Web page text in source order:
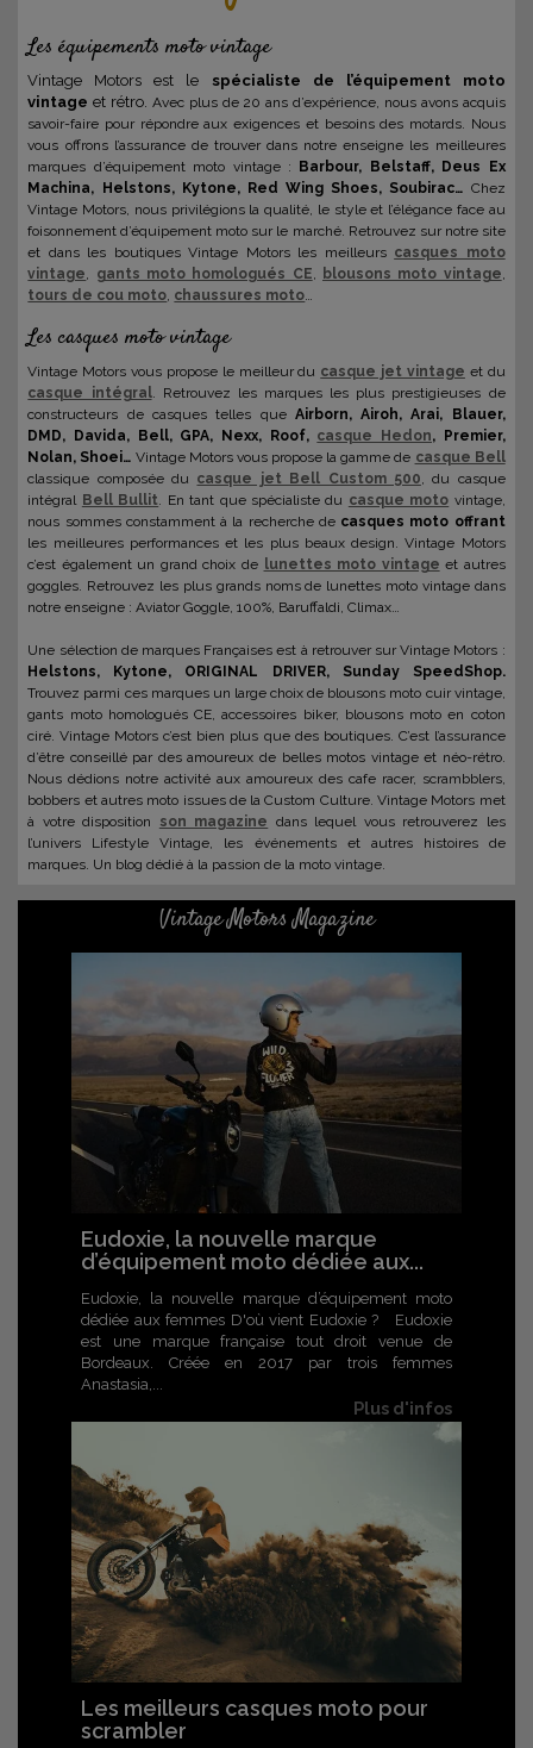
Les équipements moto vintage
Vintage Motors est le spécialiste de l’équipement moto
vintage et rétro. Avec plus de 20 ans d’expérience, nous avons acquis
savoir-faire pour répondre aux exigences et besoins des motards. Nous
vous offrons l’assurance de trouver dans notre enseigne les meilleures
marques d’équipement moto vintage : Barbour, Belstaff, Deus Ex
Machina, Helstons, Kytone, Red Wing Shoes, Soubirac… Chez
Vintage Motors, nous privilégions la qualité, le style et l’élégance face au
foisonnement d’équipement moto sur le marché. Retrouvez sur notre site
et dans les boutiques Vintage Motors les meilleurs casques moto
vintage, gants moto homologués CE, blousons moto vintage,
tours de cou moto, chaussures moto…
Les casques moto vintage
Vintage Motors vous propose le meilleur du casque jet vintage et du
casque intégral. Retrouvez les marques les plus prestigieuses de
constructeurs de casques telles que Airborn, Airoh, Arai, Blauer,
DMD, Davida, Bell, GPA, Nexx, Roof, casque Hedon, Premier,
Nolan, Shoei… Vintage Motors vous propose la gamme de casque Bell
classique composée du casque jet Bell Custom 500, du casque
intégral Bell Bullit. En tant que spécialiste du casque moto vintage,
nous sommes constamment à la recherche de casques moto offrant
les meilleures performances et les plus beaux design. Vintage Motors
c’est également un grand choix de lunettes moto vintage et autres
goggles. Retrouvez les plus grands noms de lunettes moto vintage dans
notre enseigne : Aviator Goggle, 100%, Baruffaldi, Climax…
Une sélection de marques Françaises est à retrouver sur Vintage Motors :
Helstons, Kytone, ORIGINAL DRIVER, Sunday SpeedShop.
Trouvez parmi ces marques un large choix de blousons moto cuir vintage,
gants moto homologués CE, accessoires biker, blousons moto en coton
ciré. Vintage Motors c’est bien plus que des boutiques. C’est l’assurance
d’être conseillé par des amoureux de belles motos vintage et néo-rétro.
Nous dédions notre activité aux amoureux des cafe racer, scrambblers,
bobbers et autres moto issues de la Custom Culture. Vintage Motors met
à votre disposition son magazine dans lequel vous retrouverez les
l’univers Lifestyle Vintage, les événements et autres histoires de
marques. Un blog dédié à la passion de la moto vintage.
Vintage Motors Magazine
Eudoxie, la nouvelle marque
d’équipement moto dédiée aux...
Eudoxie, la nouvelle marque d’équipement moto
dédiée aux femmes D'où vient Eudoxie ? Eudoxie
est une marque française tout droit venue de
Bordeaux. Créée en 2017 par trois femmes
Anastasia,...
Plus d'infos
Les meilleurs casques moto pour
scrambler